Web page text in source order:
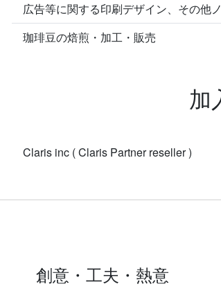
広告等に関する印刷デザイン、その他
珈琲豆の焙煎・加工・販売
加
Claris inc ( Claris Partner reseller )
創意・工夫・熱意